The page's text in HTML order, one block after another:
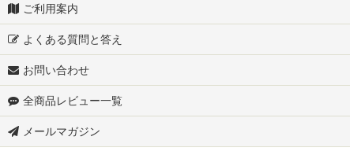
JB74W-スズキ ジムニー シエラ
JC74W-スズキ ジムニーノマド
MR92S-スズキ ハスラー
S700W-スズキ アトレーデッキバン
▼ダイハツ
ご利用案内
よくある質問と答え
お問い合わせ
全商品レビュー一覧
メールマガジン